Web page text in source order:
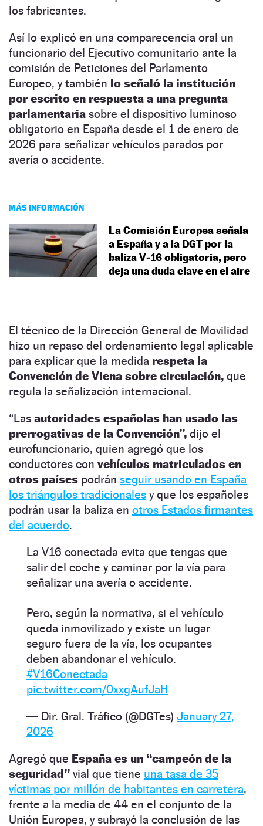
los fabricantes.
Así lo explicó en una comparecencia oral un
funcionario del Ejecutivo comunitario ante la
comisión de Peticiones del Parlamento
Europeo, y también lo señaló la institución
por escrito en respuesta a una pregunta
parlamentaria sobre el dispositivo luminoso
obligatorio en España desde el 1 de enero de
2026 para señalizar vehículos parados por
avería o accidente.
MÁS INFORMACIÓN
La Comisión Europea señala
a España y a la DGT por la
baliza V‑16 obligatoria, pero
deja una duda clave en el aire
El técnico de la Dirección General de Movilidad
hizo un repaso del ordenamiento legal aplicable
para explicar que la medida respeta la
Convención de Viena sobre circulación, que
regula la señalización internacional.
“Las autoridades españolas han usado las
prerrogativas de la Convención”, dijo el
eurofuncionario, quien agregó que los
conductores con vehículos matriculados en
otros países podrán seguir usando en España
los triángulos tradicionales y que los españoles
podrán usar la baliza en otros Estados firmantes
del acuerdo.
La V16 conectada evita que tengas que
salir del coche y caminar por la vía para
señalizar una avería o accidente.​
Pero, según la normativa, si el vehículo
queda inmovilizado y existe un lugar
seguro fuera de la vía, los ocupantes
deben abandonar el vehículo.​
#V16Conectada
pic.twitter.com/0xxgAufJaH
— Dir. Gral. Tráfico (@DGTes) January 27,
2026
Agregó que España es un “campeón de la
seguridad” vial que tiene una tasa de 35
víctimas por millón de habitantes en carretera,
frente a la media de 44 en el conjunto de la
Unión Europea, y subrayó la conclusión de las